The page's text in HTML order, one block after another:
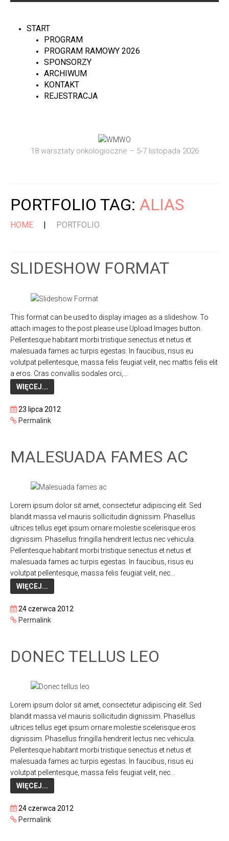
START
PROGRAM
PROGRAM RAMOWY 2026
SPONSORZY
ARCHIWUM
KONTAKT
REJESTRACJA
18 warsztaty onkologioczne – 5-7 listopada 2026
PORTFOLIO TAG: ALIAS
HOME PORTFOLIO
SLIDESHOW FORMAT
This format can be used to display images as a slideshow. To
attach images to the post please use Upload Images button.
Pellentesque habitant morbi tristique senectus et netus et
malesuada fames ac turpis egestas. In faucibus, risus eu
volutpat pellentesque, massa felis feugiat velit, nec mattis felis elit
a eros. Cras convallis sodales orci,…
WIĘCEJ...
23 lipca 2012
Permalink
MALESUADA FAMES AC
Lorem ipsum dolor sit amet, consectetur adipiscing elit. Sed
blandit massa vel mauris sollicitudin dignissim. Phasellus
ultrices tellus eget ipsum ornare molestie scelerisque eros
dignissim. Phasellus fringilla hendrerit lectus nec vehicula.
Pellentesque habitant morbi tristique senectus et netus et
malesuada fames ac turpis egestas. In faucibus, risus eu
volutpat pellentesque, massa felis feugiat velit, nec…
WIĘCEJ...
24 czerwca 2012
Permalink
DONEC TELLUS LEO
Lorem ipsum dolor sit amet, consectetur adipiscing elit. Sed
blandit massa vel mauris sollicitudin dignissim. Phasellus
ultrices tellus eget ipsum ornare molestie scelerisque eros
dignissim. Phasellus fringilla hendrerit lectus nec vehicula.
Pellentesque habitant morbi tristique senectus et netus et
malesuada fames ac turpis egestas. In faucibus, risus eu
volutpat pellentesque, massa felis feugiat velit, nec…
WIĘCEJ...
24 czerwca 2012
Permalink